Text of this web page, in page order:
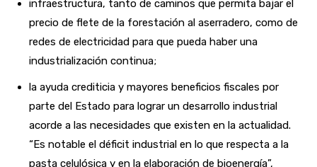
infraestructura, tanto de caminos que permita bajar el
precio de flete de la forestación al aserradero, como de
redes de electricidad para que pueda haber una
industrialización continua;
la ayuda crediticia y mayores beneficios fiscales por
parte del Estado para lograr un desarrollo industrial
acorde a las necesidades que existen en la actualidad.
“Es notable el déficit industrial en lo que respecta a la
pasta celulósica y en la elaboración de bioenergía”,